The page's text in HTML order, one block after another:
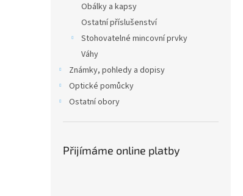
Obálky a kapsy
Ostatní příslušenství
Stohovatelné mincovní prvky
Váhy
Známky, pohledy a dopisy
Optické pomůcky
Ostatní obory
Přijímáme online platby